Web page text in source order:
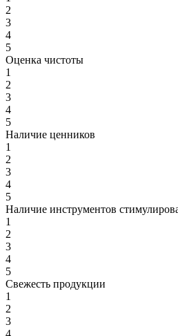
2
3
4
5
Оценка чистоты
1
2
3
4
5
Наличие ценников
1
2
3
4
5
Наличие инструментов
1
2
3
4
5
Свежесть продукции
1
2
3
4